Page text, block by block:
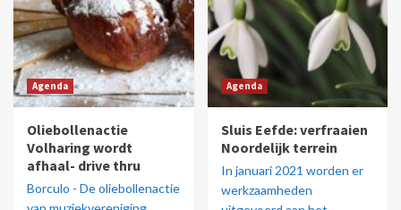
Agenda
Oliebollenactie
Volharing wordt
afhaal- drive thru
Borculo - De oliebollenactie
Agenda
Sluis Eefde: verfraaien
Noordelijk terrein
In januari 2021 worden er
werkzaamheden